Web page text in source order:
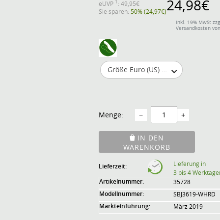
Größe Euro (US) wählen
24,98€
inkl. 19% MwSt
Versandkosten
eUVP 1 : 49,95€
Sie sparen: 50% (24,97€)
Menge: − +
IN DEN
WARENKORB
Lieferzeit:
Lieferung in
3 bis 4
Artikelnummer: 35728
Modellnummer: SBJ3619-WHRD
Markteinführung: März 2019